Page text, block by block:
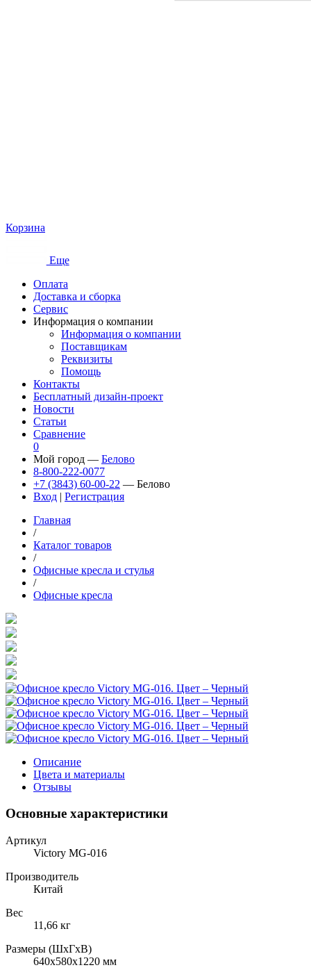
Корзина
Еще
Оплата
Доставка и сборка
Сервис
Информация о компании
Информация о компании
Поставщикам
Реквизиты
Помощь
Контакты
Бесплатный дизайн-проект
Новости
Статьи
Сравнение
0
Мой город — Белово
8-800-222-0077
+7 (3843) 60-00-22 — Белово
Вход | Регистрация
Главная
/
Каталог товаров
/
Офисные кресла и стулья
/
Офисные кресла
Описание
Цвета и материалы
Отзывы
Основные характеристики
Артикул
Victory MG-016
Производитель
Китай
Вес
11,66 кг
Размеры (ШхГхВ)
640x580x1220 мм